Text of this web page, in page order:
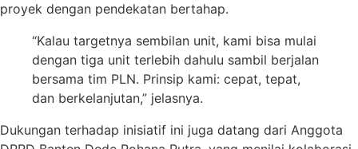
proyek dengan pendekatan bertahap.
“Kalau targetnya sembilan unit, kami bisa mulai
dengan tiga unit terlebih dahulu sambil berjalan
bersama tim PLN. Prinsip kami: cepat, tepat,
dan berkelanjutan,” jelasnya.
Dukungan terhadap inisiatif ini juga datang dari Anggota